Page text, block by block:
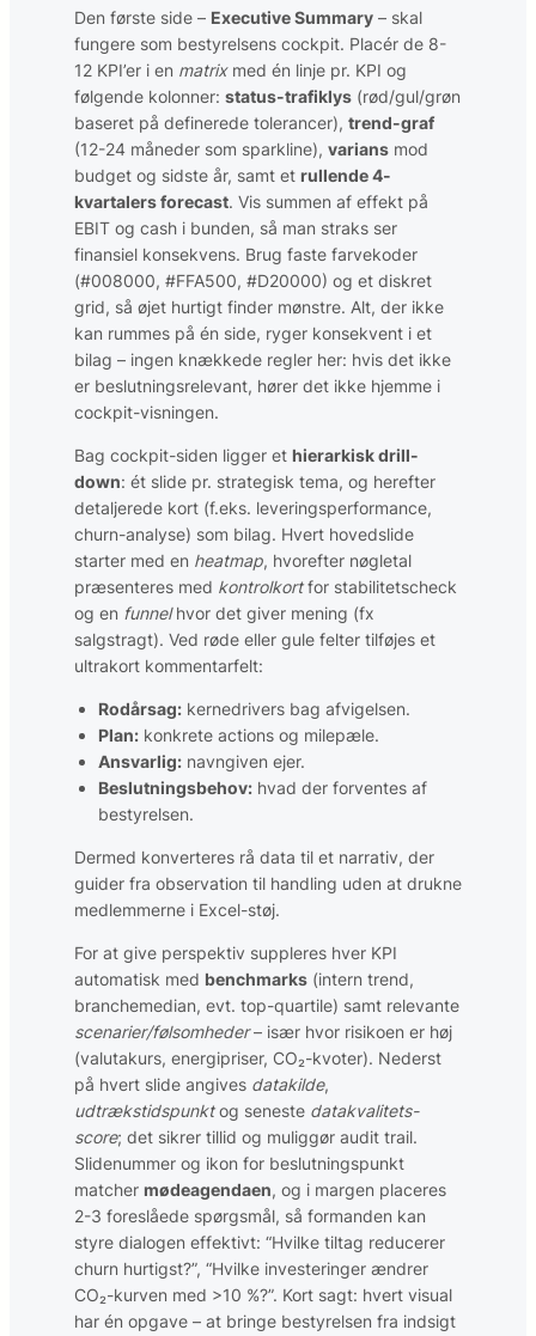
Den første side – Executive Summary – skal
fungere som bestyrelsens cockpit. Placér de 8-
12 KPI’er i en matrixmed én linje pr. KPI og
følgende kolonner: status-trafiklys (rød/gul/grøn
baseret på definerede tolerancer), trend-graf
(12-24 måneder som sparkline), varians mod
budget og sidste år, samt et rullende 4-
kvartalers forecast. Vis summen af effekt på
EBIT og cash i bunden, så man straks ser
finansiel konsekvens. Brug faste farvekoder
(#008000, #FFA500, #D20000) og et diskret
grid, så øjet hurtigt finder mønstre. Alt, der ikke
kan rummes på én side, ryger konsekvent i et
bilag – ingen knækkede regler her: hvis det ikke
er beslutningsrelevant, hører det ikke hjemme i
cockpit-visningen.
Bag cockpit-siden ligger et hierarkisk drill-
down: ét slide pr. strategisk tema, og herefter
detaljerede kort (f.eks. leveringsperformance,
churn-analyse) som bilag. Hvert hovedslide
starter med en heatmap, hvorefter nøgletal
præsenteres med kontrolkortfor stabilitetscheck
og en funnelhvor det giver mening (fx
salgstragt). Ved røde eller gule felter tilføjes et
ultrakort kommentarfelt:
Rodårsag: kernedrivers bag afvigelsen.
Plan: konkrete actions og milepæle.
Ansvarlig: navngiven ejer.
Beslutningsbehov: hvad der forventes af
bestyrelsen.
Dermed konverteres rå data til et narrativ, der
guider fra observation til handling uden at drukne
medlemmerne i Excel-støj.
For at give perspektiv suppleres hver KPI
automatisk med benchmarks (intern trend,
branchemedian, evt. top-quartile) samt relevante
scenarier/følsomheder– især hvor risikoen er høj
(valutakurs, energipriser, CO₂-kvoter). Nederst
på hvert slide angives datakilde,
udtrækstidspunktog seneste datakvalitets-
score; det sikrer tillid og muliggør audit trail.
Slidenummer og ikon for beslutningspunkt
matcher mødeagendaen, og i margen placeres
2-3 foreslåede spørgsmål, så formanden kan
styre dialogen effektivt: “Hvilke tiltag reducerer
churn hurtigst?”, “Hvilke investeringer ændrer
CO₂-kurven med >10 %?”. Kort sagt: hvert visual
har én opgave – at bringe bestyrelsen fra indsigt